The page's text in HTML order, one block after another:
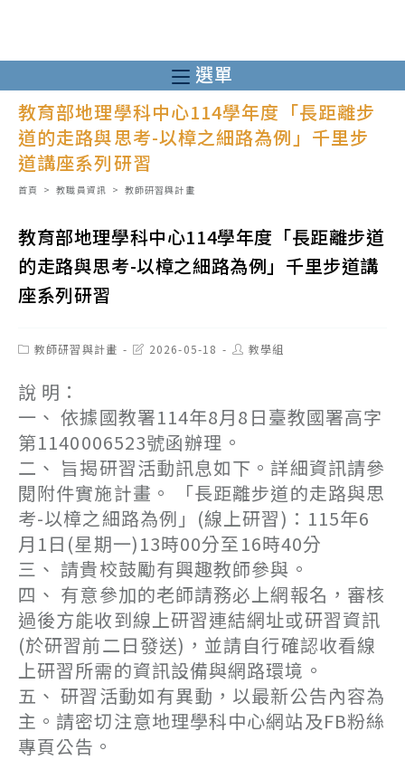
至
主
要
內
容
選單
教育部地理學科中心114學年度「長距離步
道的走路與思考-以樟之細路為例」千里步
道講座系列研習
首頁 > 教職員資訊 > 教師研習與計畫
教育部地理學科中心114學年度「長距離步道
的走路與思考-以樟之細路為例」千里步道講
座系列研習
Post教師研習與計畫
Post2026-05-18
Post教學組
說 明：
一、 依據國教署114年8月8日臺教國署高字
第1140006523號函辦理。
二、 旨揭研習活動訊息如下。詳細資訊請參
閱附件實施計畫。 「長距離步道的走路與思
考-以樟之細路為例」(線上研習)：115年6
月1日(星期一)13時00分至16時40分
三、 請貴校鼓勵有興趣教師參與。
四、 有意參加的老師請務必上網報名，審核
過後方能收到線上研習連結網址或研習資訊
(於研習前二日發送)，並請自行確認收看線
上研習所需的資訊設備與網路環境。
五、 研習活動如有異動，以最新公告內容為
主。請密切注意地理學科中心網站及FB粉絲
專頁公告。